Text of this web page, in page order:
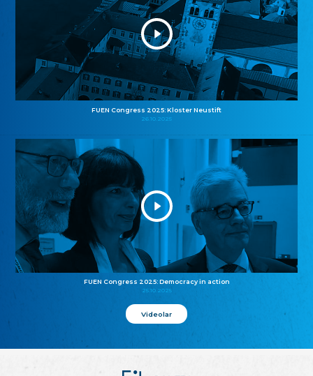
FUEN Congress 2025: Kloster Neustift
26.10.2025
FUEN Congress 2025: Democracy in action
25.10.2025
Videolar